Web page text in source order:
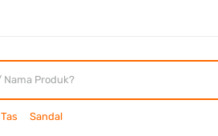
Tas Sandal